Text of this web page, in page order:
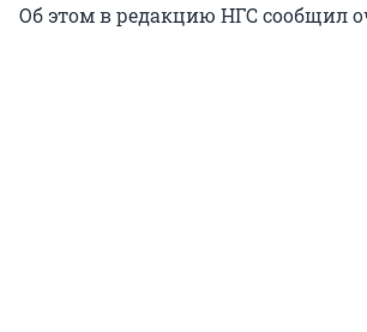
Об этом в редакцию НГС сообщил